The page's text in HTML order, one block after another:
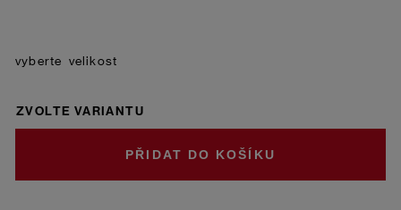
velikost
ZVOLTE VARIANTU
DO KOŠÍKU